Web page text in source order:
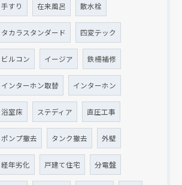
手すり 在来風呂 散水栓
タカラスタンダード 四変テック
ビルコン イージア 鉄柵補修
インターホン取替 インターホン
浴室床 ステディア 直圧工事
ポンプ撤去 タンク撤去 外壁
経年劣化 戸建て住宅 分電盤